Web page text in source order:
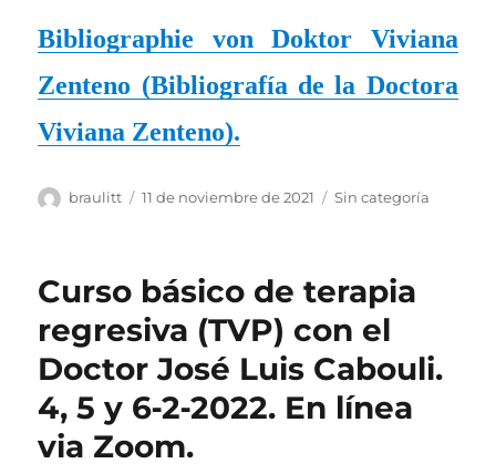
Bibliographie von Doktor Viviana
Zenteno (Bibliografía de la Doctora
Viviana Zenteno).
Autor
braulitt
Publicado
11 de noviembre de 2021 Categorías
Sin categoría
Curso básico de terapia
regresiva (TVP) con el
Doctor José Luis Cabouli.
4, 5 y 6‑2‑2022. En línea
via Zoom.